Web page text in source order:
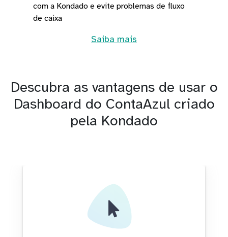
com a Kondado e evite problemas de fluxo
de caixa
Saiba mais
Descubra as vantagens de usar o
Dashboard do ContaAzul criado
pela Kondado